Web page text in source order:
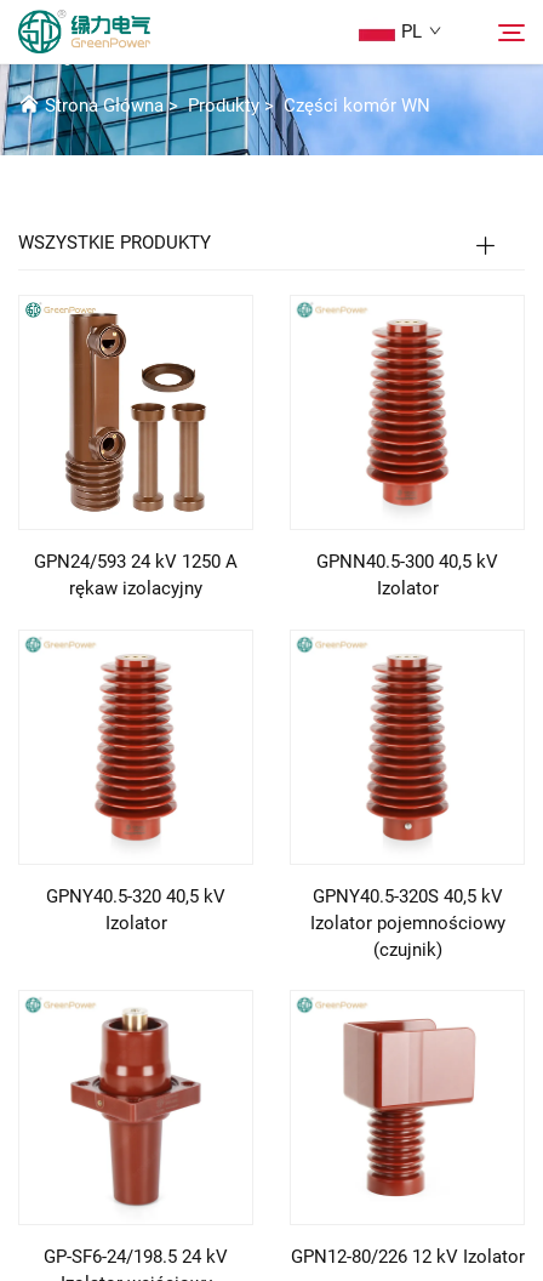
PL
Produkty
Rozwiązania
Pobierz
Skontaktuj Się Z Nami
CZĘŚCI ROZDZIELNI WN
Strona Główna>Produkty > Części komór WN
WSZYSTKIE PRODUKTY
GPN24/593 24 kV 1250 A
rękaw izolacyjny
GPNN40.5-300 40,5 kV
Izolator
GPNY40.5-320 40,5 kV
Izolator
GPNY40.5-320S 40,5 kV
Izolator pojemnościowy
(czujnik)
GP-SF6-24/198.5 24 kV
GPN12-80/226 12 kV Izolator